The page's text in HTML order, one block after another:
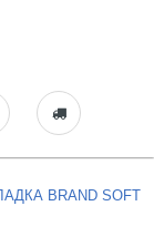
BRAND SOFT